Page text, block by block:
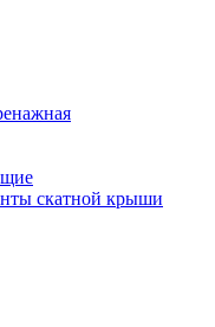
скатной крыши